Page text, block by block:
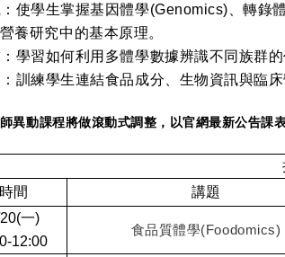
使學生掌握基因體學(Genomics)、轉
養研究中的基本原理。
學習如何利用多體學數據辨識不同族群
訓練學生連結食品成分、生物資訊與臨
課程將做滾動式調整，以官網最新公告課
時間
講題
一)
12:00
食品質體學(Foodomics)